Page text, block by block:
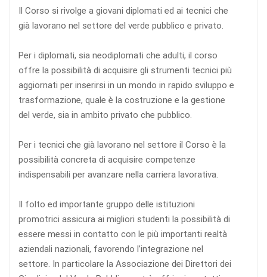
Il Corso si rivolge a giovani diplomati ed ai tecnici che
già lavorano nel settore del verde pubblico e privato.
Per i diplomati, sia neodiplomati che adulti, il corso
offre la possibilità di acquisire gli strumenti tecnici più
aggiornati per inserirsi in un mondo in rapido sviluppo e
trasformazione, quale è la costruzione e la gestione
del verde, sia in ambito privato che pubblico.
Per i tecnici che già lavorano nel settore il Corso è la
possibilità concreta di acquisire competenze
indispensabili per avanzare nella carriera lavorativa.
Il folto ed importante gruppo delle istituzioni
promotrici assicura ai migliori studenti la possibilità di
essere messi in contatto con le più importanti realtà
aziendali nazionali, favorendo l’integrazione nel
settore. In particolare la Associazione dei Direttori dei